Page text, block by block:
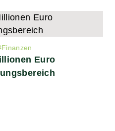
Finanzen
Euro